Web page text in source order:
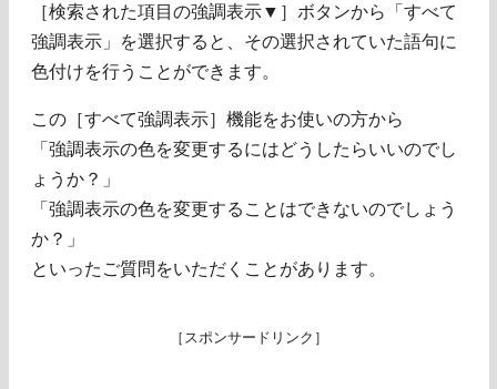
［検索された項目の強調表示▼］ボタンから「すべて
強調表示」を選択すると、その選択されていた語句に
色付けを行うことができます。
この［すべて強調表示］機能をお使いの方から
「強調表示の色を変更するにはどうしたらいいのでし
ょうか？」
「強調表示の色を変更することはできないのでしょう
か？」
といったご質問をいただくことがあります。
［スポンサードリンク］